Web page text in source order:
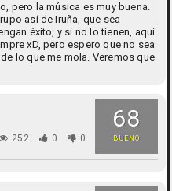
pero la música es muy buena.
así de Iruña, que sea
éxito, y si no lo tienen, aquí
xD, pero espero que no sea
lo que me mola. Veremos que
68
BUENO
252 0 0